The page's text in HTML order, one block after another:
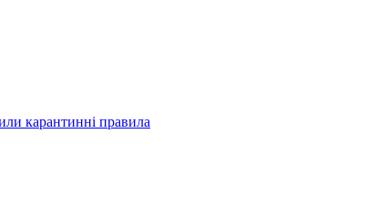
карантинні правила